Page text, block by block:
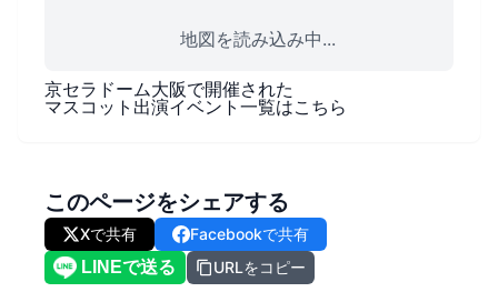
地図を読み込み中...
京セラドーム大阪で開催された
マスコット出演イベント一覧はこちら
このページをシェアする
Xで共有
Facebookで共有
URLをコピー